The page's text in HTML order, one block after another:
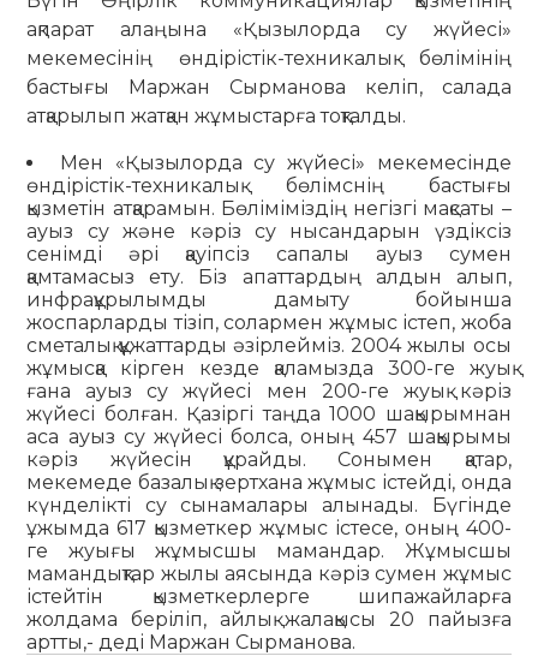
ақпарат алаңына «Қызылорда су жүйесі»
мекемесінің өндірістік-техникалық бөлімінің
бастығы Маржан Сырманова келіп, салада
атқарылып жатқан жұмыстарға тоқталды.
Мен «Қызылорда су жүйесі» мекемесінде
өндірістік-техникалық бөлімснің бастығы
қызметін атқарамын. Бөліміміздің негізгі мақсаты –
ауыз су және кәріз су нысандарын үздіксіз
сенімді әрі қауіпсіз сапалы ауыз сумен
қамтамасыз ету. Біз апаттардың алдын алып,
инфрақұрылымды дамыту бойынша
жоспарларды тізіп, солармен жұмыс істеп, жоба
сметалық құжаттарды әзірлейміз. 2004 жылы осы
жұмысқа кірген кезде қаламызда 300-ге жуық
ғана ауыз су жүйесі мен 200-ге жуық кәріз
жүйесі болған. Қазіргі таңда 1000 шақырымнан
аса ауыз су жүйесі болса, оның 457 шақырымы
кәріз жүйесін құрайды. Сонымен қатар,
мекемеде базалық зертхана жұмыс істейді, онда
күнделікті су сынамалары алынады. Бүгінде
ұжымда 617 қызметкер жұмыс істесе, оның 400-
ге жуығы жұмысшы мамандар. Жұмысшы
мамандықтар жылы аясында кәріз сумен жұмыс
істейтін қызметкерлерге шипажайларға
жолдама беріліп, айлық жалақысы 20 пайызға
артты,- деді Маржан Сырманова.